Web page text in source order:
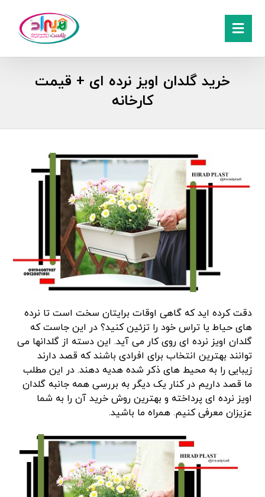
خرید گلدان اویز نرده ای + قیمت
کارخانه
دقت کرده اید که گاهی اوقات برایتان سخت است تا نرده
های حیاط یا تراس خود را تزئین کنید؟ در این جاست که
گلدان اویز نرده ای روی کار می آید. این دسته از گلدانها می
توانند بهترین انتخاب برای افرادی باشند که قصد دارند
زیبایی را به محیط های ذکر شده هدیه دهند. در این مطلب
ما قصد داریم در کنار یک دیگر به بررسی همه جانبه گلدان
اویز نرده ای پرداخته و بهترین روش خرید آن را به شما
عزیزان معرفی کنیم. همراه ما باشید.